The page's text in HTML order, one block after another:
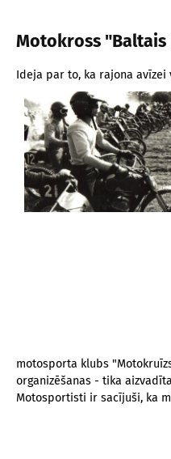
Motokross
Ideja par to, ka rajona
motosporta klubs
organizēšanas - tika
Motosportisti ir sacījuši, ka